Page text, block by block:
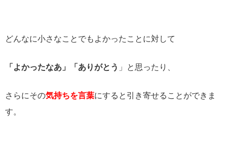
どんなに小さなことでもよかったことに対して
「よかったなあ」「ありがとう 」と思ったり、
さらにその気持ちを言葉にすると引き寄せることができま
す。